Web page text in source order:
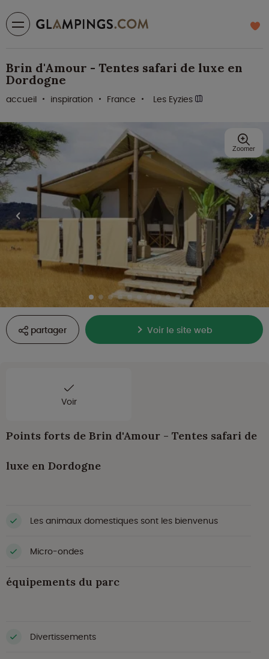
Brin d'Amour - Tentes safari de luxe en
Dordogne
accueil inspiration France Les Eyzies
partager Voir le site web
Zoomer
Voir
Points forts de Brin d'Amour - Tentes safari de
luxe en Dordogne
Les animaux domestiques sont les bienvenus
Micro-ondes
équipements du parc
Divertissements